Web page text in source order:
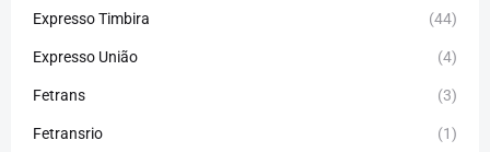
Expresso Timbira (44)
Expresso União (4)
Fetrans (3)
Fetransrio (1)